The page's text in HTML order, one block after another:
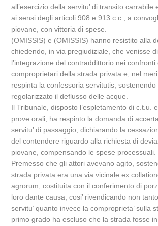
all’esercizio della servitu’ di transito carrabile
ai sensi degli articoli 908 e 913 c.c., a
piovane, con vittoria di spese.
(OMISSIS) e (OMISSIS) hanno resistito alla
chiedendo, in via pregiudiziale, che venisse
l’integrazione del contraddittorio nei confronti
comproprietari della strada privata e, nel
respinta la confessoria servitutis, sostenendo
regolarizzato il deflusso delle acque.
Il Tribunale, disposto l’espletamento di c.t.u.
prove orali, ha respinto la domanda di
servitu’ di passaggio, dichiarando la
del contendere riguardo alla richiesta di
piovane, compensando le spese processuali.
Premesso che gli attori avevano agito,
strada privata era una via vicinale ex
agrorum, costituita con il conferimento di
loro dante causa, cosi’ rivendicando non
servitu’ quanto invece la comproprieta’ sulla
primo grado ha escluso che la strada fosse in